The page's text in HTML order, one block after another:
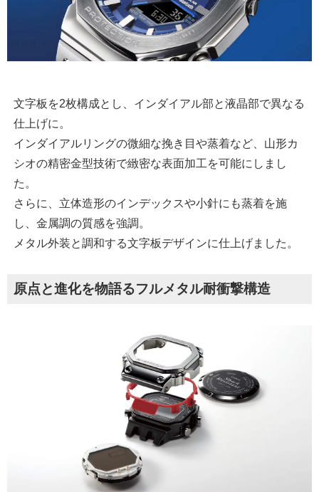
文字板を2枚構成とし、インダイアル部と液晶部で異なる
仕上げに。
インダイアルリングの微細な挽き目や蒸着など、山形カ
シオの精密金型技術で緻密な表面加工を可能にしまし
た。
さらに、立体造形のインデックスや小針にも蒸着を施
し、金属調の質感を強調。
メタル外装と調和する文字板デザインに仕上げました。
原点と進化を物語るフルメタル耐衝撃構造